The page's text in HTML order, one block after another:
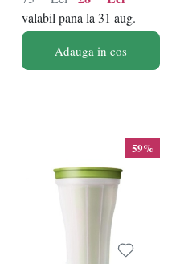
valabil pana la 31 aug.
Adauga in cos
59%